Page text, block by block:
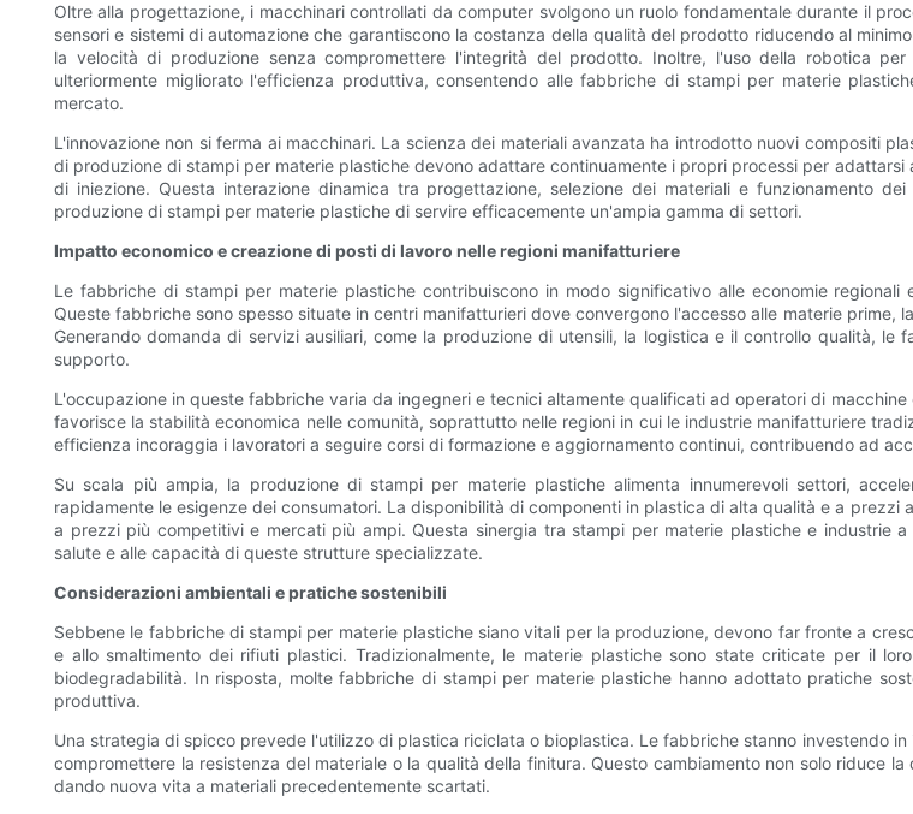
Oltre alla progettazione, i macchinari controllati da computer svolgono un ruolo fondamentale durante il
sensori e sistemi di automazione che garantiscono la costanza della qualità del prodotto riducendo al
la velocità di produzione senza compromettere l'integrità del prodotto. Inoltre, l'uso della robotica
ulteriormente migliorato l'efficienza produttiva, consentendo alle fabbriche di stampi per materie
mercato.
L'innovazione non si ferma ai macchinari. La scienza dei materiali avanzata ha introdotto nuovi compositi
di produzione di stampi per materie plastiche devono adattare continuamente i propri processi per
di iniezione. Questa interazione dinamica tra progettazione, selezione dei materiali e funzionamento
produzione di stampi per materie plastiche di servire efficacemente un'ampia gamma di settori.
Impatto economico e creazione di posti di lavoro nelle regioni manifatturiere
Le fabbriche di stampi per materie plastiche contribuiscono in modo significativo alle economie
Queste fabbriche sono spesso situate in centri manifatturieri dove convergono l'accesso alle materie
Generando domanda di servizi ausiliari, come la produzione di utensili, la logistica e il controllo qualità,
supporto.
L'occupazione in queste fabbriche varia da ingegneri e tecnici altamente qualificati ad operatori di
favorisce la stabilità economica nelle comunità, soprattutto nelle regioni in cui le industrie manifatturiere
efficienza incoraggia i lavoratori a seguire corsi di formazione e aggiornamento continui, contribuendo ad
Su scala più ampia, la produzione di stampi per materie plastiche alimenta innumerevoli settori,
rapidamente le esigenze dei consumatori. La disponibilità di componenti in plastica di alta qualità e a
a prezzi più competitivi e mercati più ampi. Questa sinergia tra stampi per materie plastiche e industrie
salute e alle capacità di queste strutture specializzate.
Considerazioni ambientali e pratiche sostenibili
Sebbene le fabbriche di stampi per materie plastiche siano vitali per la produzione, devono far fronte a
e allo smaltimento dei rifiuti plastici. Tradizionalmente, le materie plastiche sono state criticate per il
biodegradabilità. In risposta, molte fabbriche di stampi per materie plastiche hanno adottato pratiche
produttiva.
Una strategia di spicco prevede l'utilizzo di plastica riciclata o bioplastica. Le fabbriche stanno investendo
compromettere la resistenza del materiale o la qualità della finitura. Questo cambiamento non solo riduce
dando nuova vita a materiali precedentemente scartati.